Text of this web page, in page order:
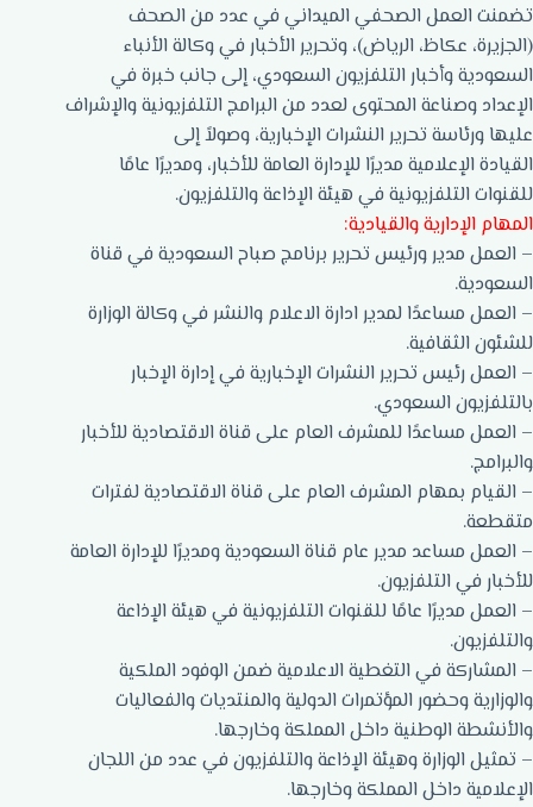
تضمنت العمل الصحفي الميداني في عدد من الصحف
(الجزيرة، عكاظ، الرياض)، وتحرير الأخبار في وكالة الأنباء
السعودية وأخبار التلفزيون السعودي، إلى جانب خبرة في
الإعداد وصناعة المحتوى لعدد من البرامج التلفزيونية والإشراف
عليها ورئاسة تحرير النشرات الإخبارية، وصولاً إلى
القيادة الإعلامية مديرًا للإدارة العامة للأخبار، ومديرًا عامًا
للقنوات التلفزيونية في هيئة الإذاعة والتلفزيون.
المهام الإدارية والقيادية:
– العمل مدير ورئيس تحرير برنامج صباح السعودية في قناة
السعودية.
– العمل مساعدًا لمدير ادارة الاعلام والنشر في وكالة الوزارة
للشئون الثقافية.
– العمل رئيس تحرير النشرات الإخبارية في إدارة الإخبار
بالتلفزيون السعودي.
– العمل مساعدًا للمشرف العام على قناة الاقتصادية للأخبار
والبرامج.
– القيام بمهام المشرف العام على قناة الاقتصادية لفترات
متقطعة.
– العمل مساعد مدير عام قناة السعودية ومديرًا للإدارة العامة
للأخبار في التلفزيون.
– العمل مديرًا عامًا للقنوات التلفزيونية في هيئة الإذاعة
والتلفزيون.
– المشاركة في التغطية الاعلامية ضمن الوفود الملكية
والوزارية وحضور المؤتمرات الدولية والمنتديات والفعاليات
والأنشطة الوطنية داخل المملكة وخارجها.
– تمثيل الوزارة وهيئة الإذاعة والتلفزيون في عدد من اللجان
الإعلامية داخل المملكة وخارجها.